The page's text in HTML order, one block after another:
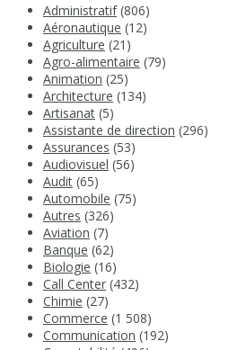
Administratif(806)
Aéronautique (12)
Agriculture (21)
Agro-alimentaire (79)
Animation (25)
Architecture (134)
Artisanat (5)
Assistante de direction (296)
Assurances (53)
Audiovisuel (56)
Audit (65)
Automobile (75)
Autres (326)
Aviation (7)
Banque (62)
Biologie (16)
Call Center (432)
Chimie (27)
Commerce (1 508)
Communication (192)